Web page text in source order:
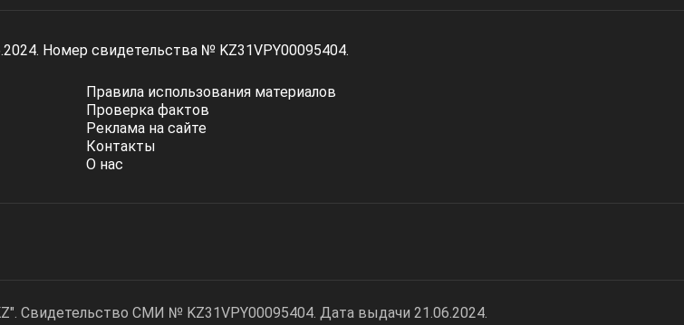
Номер свидетельства № KZ31VPY00095404.
Правила использования материалов
Проверка фактов
Реклама на сайте
Контакты
О нас
Cвидетельство СМИ № KZ31VPY00095404. Дата выдачи 21.06.2024.